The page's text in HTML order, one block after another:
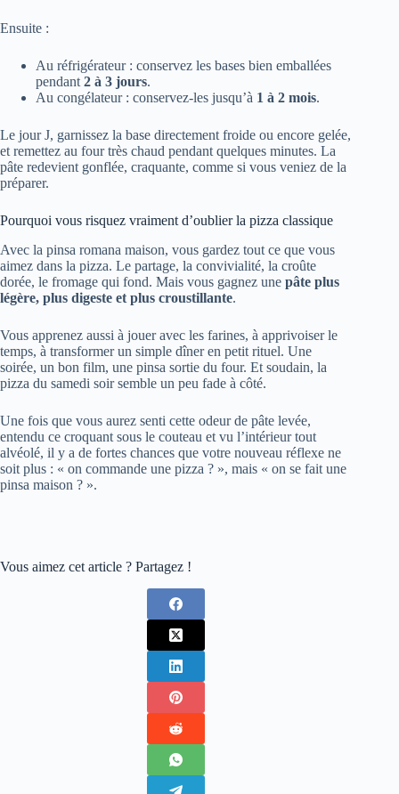
Ensuite :
Au réfrigérateur : conservez les bases bien emballées
pendant2 à 3 jours.
Au congélateur : conservez-les jusqu’à 1 à 2 mois.
Le jour J, garnissez la base directement froide ou encore gelée,
et remettez au four très chaud pendant quelques minutes. La
pâte redevient gonflée, craquante, comme si vous veniez de la
préparer.
Pourquoi vous risquez vraiment d’oublier la pizza classique
Avec la pinsa romana maison, vous gardez tout ce que vous
aimez dans la pizza. Le partage, la convivialité, la croûte
dorée, le fromage qui fond. Mais vous gagnez une pâte plus
légère, plus digeste et plus croustillante.
Vous apprenez aussi à jouer avec les farines, à apprivoiser le
temps, à transformer un simple dîner en petit rituel. Une
soirée, un bon film, une pinsa sortie du four. Et soudain, la
pizza du samedi soir semble un peu fade à côté.
Une fois que vous aurez senti cette odeur de pâte levée,
entendu ce croquant sous le couteau et vu l’intérieur tout
alvéolé, il y a de fortes chances que votre nouveau réflexe ne
soit plus : « on commande une pizza ? », mais « on se fait une
pinsa maison ? ».
Vous aimez cet article ? Partagez !